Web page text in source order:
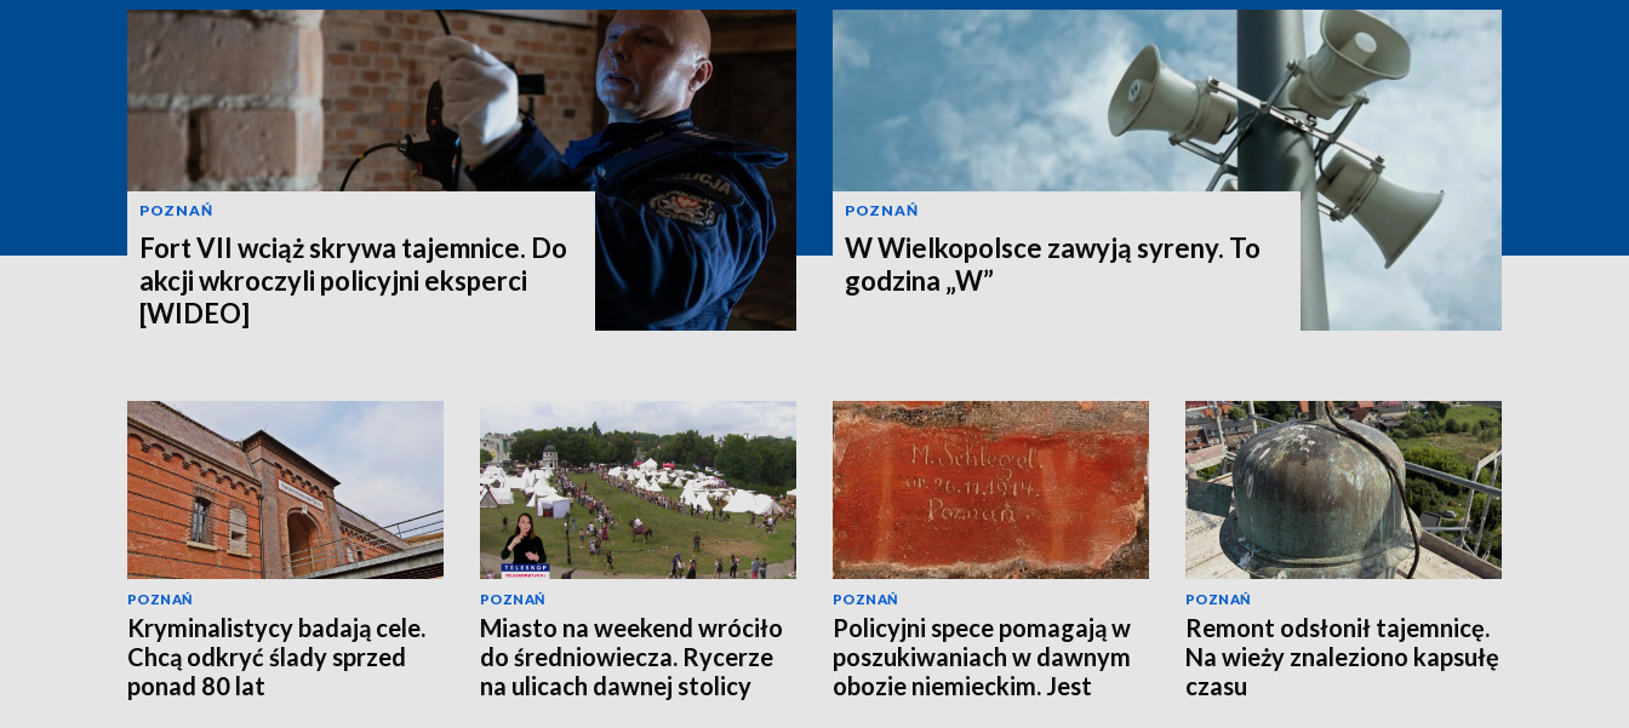
POZNAŃ
Fort VII wciąż skrywa tajemnice. Do
akcji wkroczyli policyjni eksperci
[WIDEO]
POZNAŃ
W Wielkopolsce zawyją syreny. To
godzina „W”
POZNAŃ
Kryminalistycy badają cele.
Chcą odkryć ślady sprzed
ponad 80 lat
POZNAŃ
Miasto na weekend wróciło
do średniowiecza. Rycerze
na ulicach dawnej stolicy
POZNAŃ
Policyjni spece pomagają w
poszukiwaniach w dawnym
obozie niemieckim. Jest
POZNAŃ
Remont odsłonił tajemnicę.
Na wieży znaleziono kapsułę
czasu